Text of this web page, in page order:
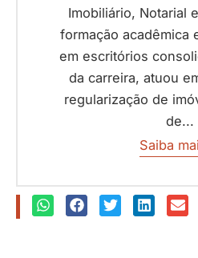
Imobiliário, Notarial
formação acadêmica
em escritórios
da carreira, atuou
regularização de
de...
Saiba